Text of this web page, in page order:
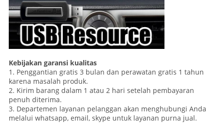
Kebijakan garansi kualitas
1. Penggantian gratis 3 bulan dan perawatan gratis 1 tahun
karena masalah produk.
2. Kirim barang dalam 1 atau 2 hari setelah pembayaran
penuh diterima.
3. Departemen layanan pelanggan akan menghubungi Anda
melalui whatsapp, email, skype untuk layanan purna jual.